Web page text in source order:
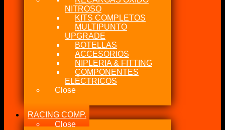
NITROSO
KITS COMPLETOS
MULTIPUNTO
UPGRADE
BOTELLAS
ACCESORIOS
NIPLERIA & FITTING
COMPONENTES
ELÉCTRICOS
Close
RACING COMP.
Close